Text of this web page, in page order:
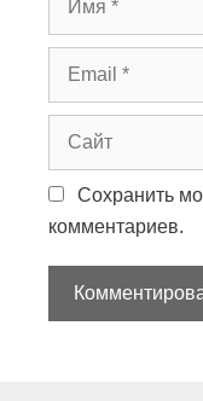
я
a
l
т
Сохранить
комментариев.